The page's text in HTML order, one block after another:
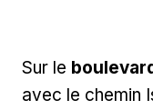
Sur le
avec le chemin